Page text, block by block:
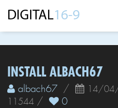
INSTALL ALBACH67
albach67 / 14/
11544 / 0